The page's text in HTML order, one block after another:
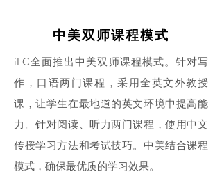
中美双师课程模式
iLC全面推出中美双师课程模式。针对写
作，口语两门课程，采用全英文外教授
课，让学生在最地道的英文环境中提高能
力。针对阅读、听力两门课程，使用中文
传授学习方法和考试技巧。中美结合课程
模式，确保最优质的学习效果。